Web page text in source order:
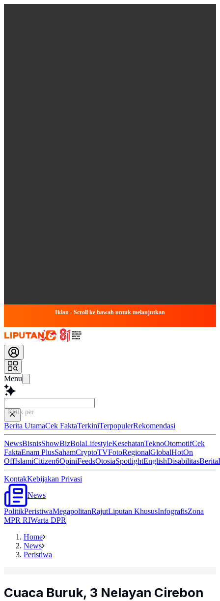
Iklan - Scroll ke bawah untuk melanjutkan
Menu
Ketik pertanyaanm
Berita UtamaCek FaktaTerkiniTerpopulerRekomendasi
NewsBisnisShowBizBolaLifestyleKesehatanTeknoOtomotifCek
FaktaEnam PlusSahamCryptoTVFotoRegionalGlobalHotOn
OffIslamiCitizen6OpiniFeedsOtosiaSpotlightEnglishDisabilitasBerita
KontakKebijakan Privasi
News
PolitikPeristiwaMegapolitanRajutLiputan KhususInfografisZona
MPR RIWarta DPR
Home
News
Peristiwa
Cuaca Buruk, 3 Nelayan Cirebon